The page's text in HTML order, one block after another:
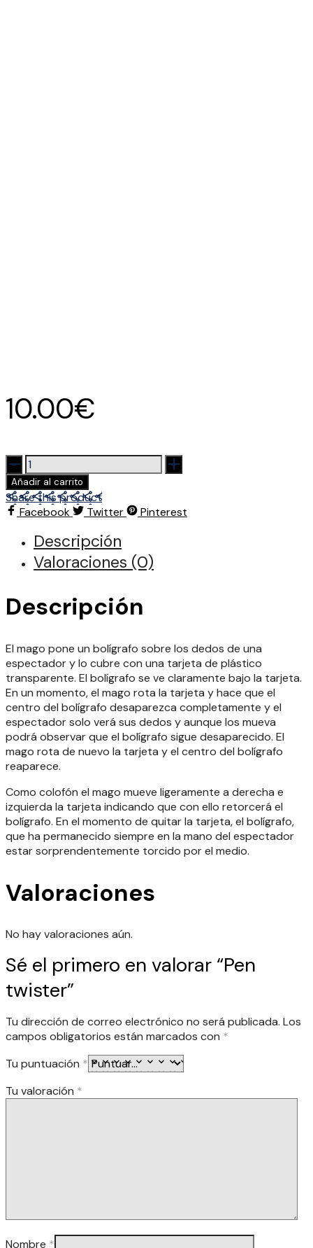
10.00€
Pen
twister
cantidad
Añadir al carrito
Share this product
Facebook
Twitter Pinterest
Descripción
Valoraciones (0)
Descripción
El mago pone un bolígrafo sobre los dedos de una
espectador y lo cubre con una tarjeta de plástico
transparente. El bolígrafo se ve claramente bajo la tarjeta.
En un momento, el mago rota la tarjeta y hace que el
centro del bolígrafo desaparezca completamente y el
espectador solo verá sus dedos y aunque los mueva
podrá observar que el bolígrafo sigue desaparecido. El
mago rota de nuevo la tarjeta y el centro del bolígrafo
reaparece.
Como colofón el mago mueve ligeramente a derecha e
izquierda la tarjeta indicando que con ello retorcerá el
bolígrafo. En el momento de quitar la tarjeta, el bolígrafo,
que ha permanecido siempre en la mano del espectador
estar sorprendentemente torcido por el medio.
Valoraciones
No hay valoraciones aún.
Sé el primero en valorar “Pen
twister”
Tu dirección de correo electrónico no será publicada. Los
campos obligatorios están marcados con *
Tu puntuación *
Tu valoración *
Nombre *